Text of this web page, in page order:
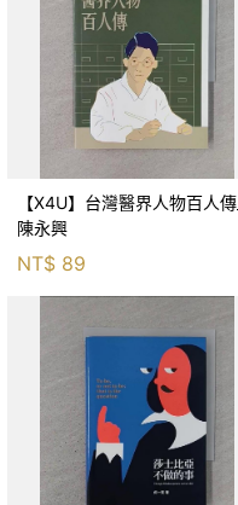
【X4U】台灣醫界人物百人傳_
陳永興
NT$ 89